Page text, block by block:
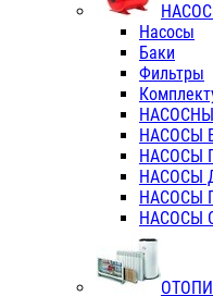
Насосы
Баки
Фильтры
НАСОСЫ
НАСОСЫ
НАСОСЫ
НАСОСЫ
НАСОСЫ